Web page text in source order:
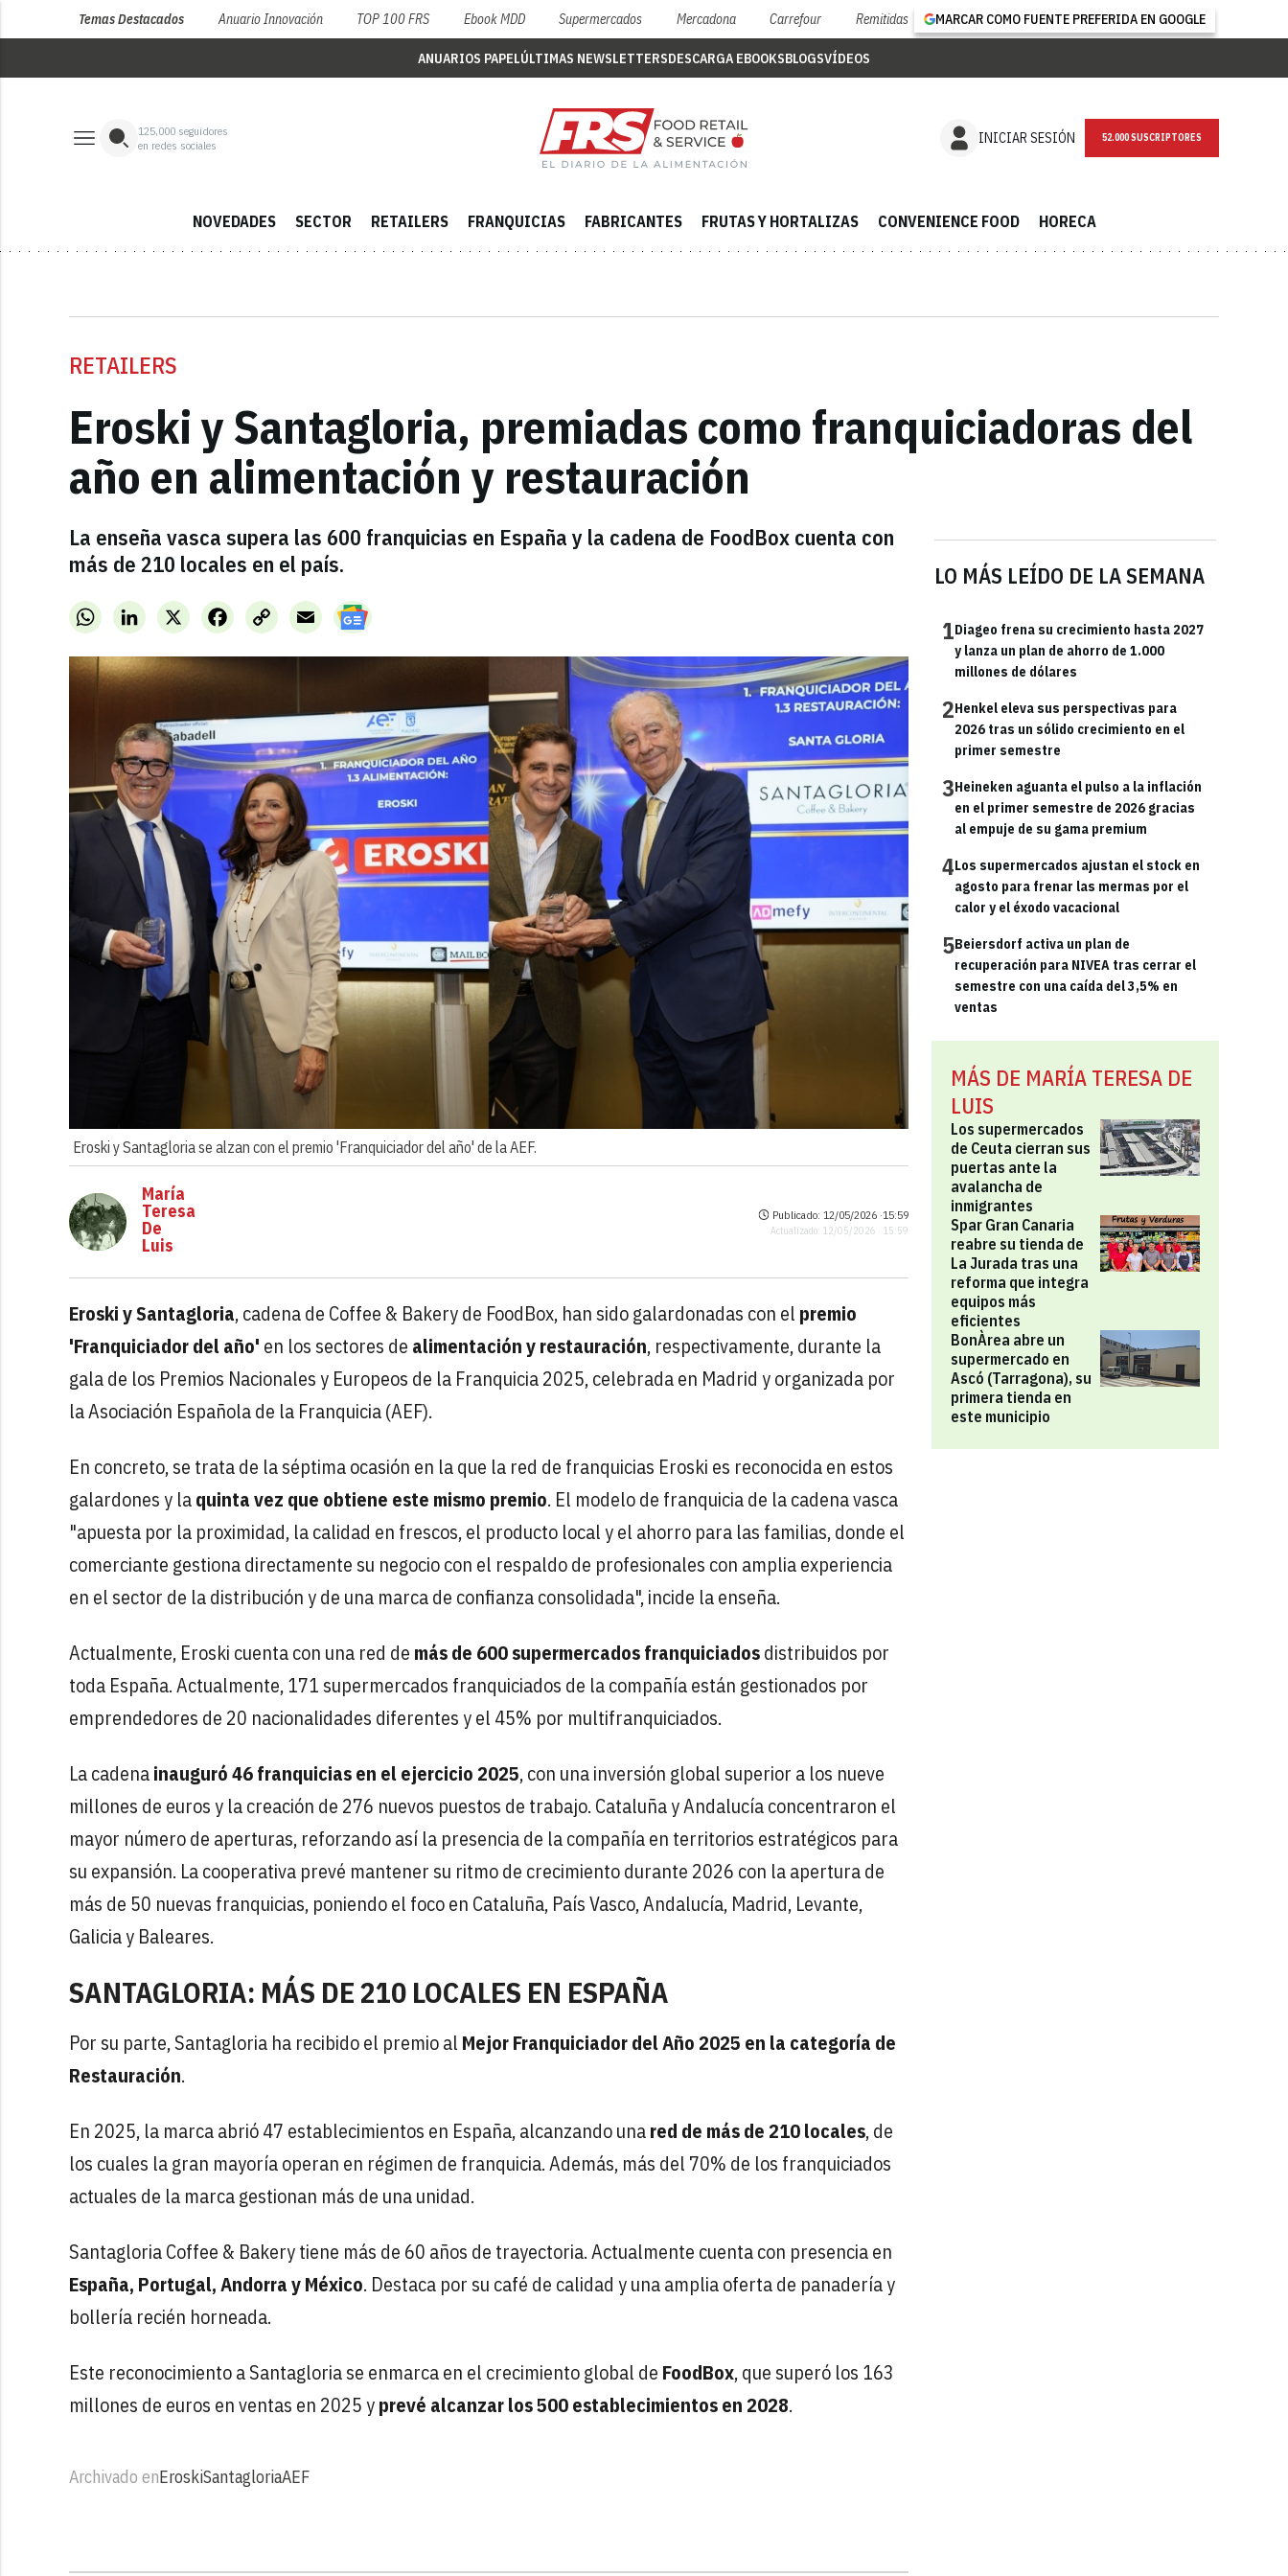
Temas Destacados Anuario Innovación TOP 100 FRS Ebook MDD Supermercados Mercadona Carrefour Remitidas MARCAR COMO FUENTE PREFERIDA EN GOOGLE
ANUARIOS PAPELÚLTIMAS NEWSLETTERSDESCARGA EBOOKSBLOGSVÍDEOS
125,000 seguidores
en redes sociales
INICIAR SESIÓN NEWSLETTER
NOVEDADES SECTOR RETAILERS FRANQUICIAS FABRICANTES FRUTAS Y HORTALIZAS CONVENIENCE FOOD HORECA
RETAILERS
Eroski y Santagloria, premiadas como franquiciadoras del
año en alimentación y restauración
La enseña vasca supera las 600 franquicias en España y la cadena de FoodBox cuenta con
más de 210 locales en el país.
WhatsAppLinkedInX FacebookCopy
Link
Email
Eroski y Santagloria se alzan con el premio 'Franquiciador del año' de la AEF.
LO MÁS LEÍDO DE LA SEMANA
1Diageo frena su crecimiento hasta 2027
y lanza un plan de ahorro de 1.000
millones de dólares
2Henkel eleva sus perspectivas para
2026 tras un sólido crecimiento en el
primer semestre
3Heineken aguanta el pulso a la inflación
en el primer semestre de 2026 gracias
al empuje de su gama premium
4Los supermercados ajustan el stock en
agosto para frenar las mermas por el
calor y el éxodo vacacional
5Beiersdorf activa un plan de
recuperación para NIVEA tras cerrar el
semestre con una caída del 3,5% en
ventas
MÁS DE MARÍA TERESA DE
LUIS
Los supermercados
de Ceuta cierran sus
puertas ante la
avalancha de
inmigrantes
Spar Gran Canaria
reabre su tienda de
La Jurada tras una
reforma que integra
equipos más
eficientes
BonÀrea abre un
supermercado en
Ascó (Tarragona), su
primera tienda en
este municipio
María
Teresa
De
Luis
Publicado: 12/05/2026 ·15:59
Actualizado: 12/05/2026 · 15:59
Eroski y Santagloria, cadena de Coffee & Bakery de FoodBox, han sido galardonadas con el premio
'Franquiciador del año' en los sectores de alimentación y restauración, respectivamente, durante la
gala de los Premios Nacionales y Europeos de la Franquicia 2025, celebrada en Madrid y organizada por
la Asociación Española de la Franquicia (AEF).
En concreto, se trata de la séptima ocasión en la que la red de franquicias Eroski es reconocida en estos
galardones y laquinta vez que obtiene este mismo premio. El modelo de franquicia de la cadena vasca
"apuesta por la proximidad, la calidad en frescos, el producto local y el ahorro para las familias, donde el
comerciante gestiona directamente su negocio con el respaldo de profesionales con amplia experiencia
en el sector de la distribución y de una marca de confianza consolidada", incide la enseña.
Actualmente, Eroski cuenta con una red de más de 600 supermercados franquiciadosdistribuidos por
toda España. Actualmente, 171 supermercados franquiciados de la compañía están gestionados por
emprendedores de 20 nacionalidades diferentes y el 45% por multifranquiciados.
La cadenainauguró 46 franquicias en el ejercicio 2025, con una inversión global superior a los nueve
millones de euros y la creación de 276 nuevos puestos de trabajo. Cataluña y Andalucía concentraron el
mayor número de aperturas, reforzando así la presencia de la compañía en territorios estratégicos para
su expansión. La cooperativa prevé mantener su ritmo de crecimiento durante 2026 con la apertura de
más de 50 nuevas franquicias, poniendo el foco en Cataluña, País Vasco, Andalucía, Madrid, Levante,
Galicia y Baleares.
SANTAGLORIA: MÁS DE 210 LOCALES EN ESPAÑA
Por su parte, Santagloria ha recibido el premio al Mejor Franquiciador del Año 2025 en la categoría de
Restauración.
En 2025, la marca abrió 47 establecimientos en España, alcanzando unared de más de 210 locales, de
los cuales la gran mayoría operan en régimen de franquicia. Además, más del 70% de los franquiciados
actuales de la marca gestionan más de una unidad.
Santagloria Coffee & Bakery tiene más de 60 años de trayectoria. Actualmente cuenta con presencia en
España, Portugal, Andorra y México. Destaca por su café de calidad y una amplia oferta de panadería y
bollería recién horneada.
Este reconocimiento a Santagloria se enmarca en el crecimiento global de FoodBox, que superó los 163
millones de euros en ventas en 2025 yprevé alcanzar los 500 establecimientos en 2028.
Archivado enEroskiSantagloriaAEF